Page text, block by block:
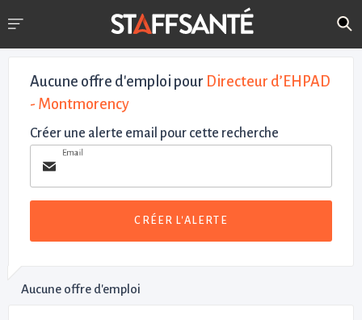
Aucune offre d'emploi pour Directeur d’EHPAD
- Montmorency
Créer une alerte email pour cette recherche
Email
CRÉER L'ALERTE
Aucune offre d'emploi